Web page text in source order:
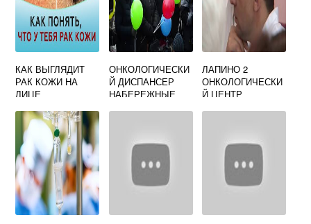
КАК ВЫГЛЯДИТ
РАК КОЖИ НА
ЛИЦЕ
ОНКОЛОГИЧЕСКИ
Й ДИСПАНСЕР
НАБЕРЕЖНЫЕ
ЛАПИНО 2
ОНКОЛОГИЧЕСКИ
Й ЦЕНТР